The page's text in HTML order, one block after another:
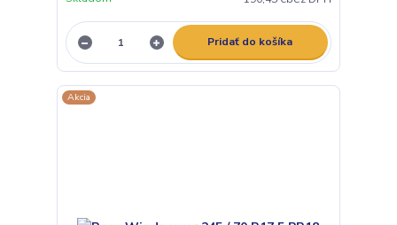
Pridať do košíka
Akcia